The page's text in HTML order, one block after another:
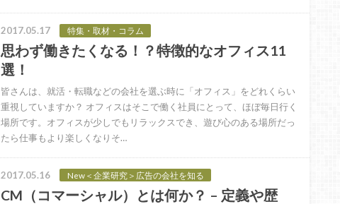
2017.05.17 特集・取材・コラム
思わず働きたくなる！？特徴的なオフィス11
選！
皆さんは、就活・転職などの会社を選ぶ時に「オフィス」をどれくらい
重視していますか？ オフィスはそこで働く社員にとって、ほぼ毎日行く
場所です。オフィスが少しでもリラックスでき、遊び心のある場所だっ
たら仕事もより楽しくなりそ…
2017.05.16 New＜企業研究＞広告の会社を知る
CM（コマーシャル）とは何か？ – 定義や歴